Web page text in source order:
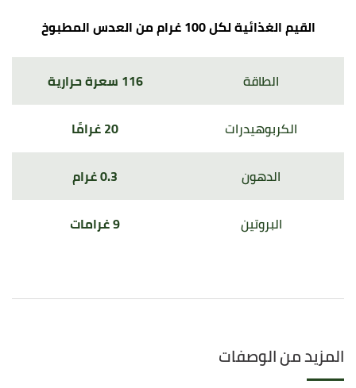
القيم الغذائية لكل 100 غرام من العدس المطبوخ
الطاقة
116 سعرة حرارية
الكربوهيدرات
20 غرامًا
الدهون
0.3 غرام
البروتين
9 غرامات
المزيد من الوصفات